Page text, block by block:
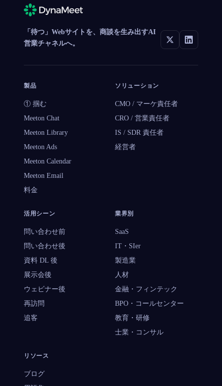
「待つ」Webサイトを、商談を生み出すAI
営業チャネルへ。
製品
① 掴む
Meeton Chat
Meeton Library
Meeton Ads
Meeton Calendar
Meeton Email
料金
ソリューション
CMO / マーケ責任者
CRO / 営業責任者
IS / SDR 責任者
経営者
活用シーン
問い合わせ前
問い合わせ後
資料 DL 後
展示会後
ウェビナー後
再訪問
追客
業界別
SaaS
IT・SIer
製造業
人材
金融・フィンテック
BPO・コールセンター
教育・研修
士業・コンサル
リソース
ブログ